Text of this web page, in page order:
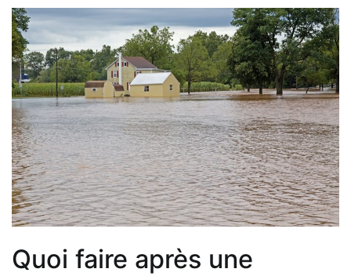
Quoi faire après une